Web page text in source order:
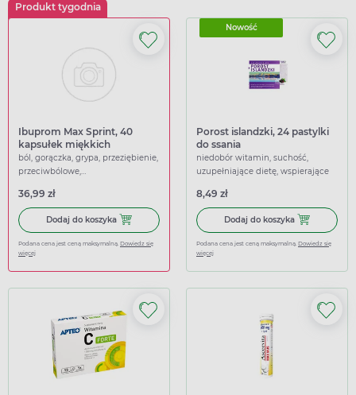
Produkt tygodnia
Ibuprom Max Sprint, 40
kapsułek miękkich
ból, gorączka, grypa, przeziębienie,
przeciwbólowe,
36,99 zł
Dodaj do koszyka Dodaj do koszyka Ibuprom Max Sprint, 40 kapsułek
Podana cena jest ceną maksymalną. Dowiedz się
więcej
Nowość
Porost islandzki, 24 pastylki
do ssania
niedobór witamin, suchość,
uzupełniające dietę, wspierające
8,49 zł
Dodaj do koszyka Dodaj do
Podana cena jest ceną maksymalną. Dowiedz się
więcej